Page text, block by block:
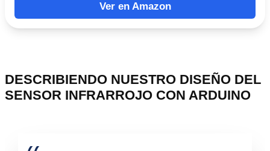
Ver en Amazon
DESCRIBIENDO NUESTRO DISEÑO DEL
SENSOR INFRARROJO CON ARDUINO